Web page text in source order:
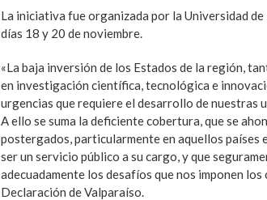
La iniciativa fue organizada por la Universidad
días 18 y 20 de noviembre.
«La baja inversión de los Estados de la región,
en investigación científica, tecnológica e
urgencias que requiere el desarrollo de nuestras
A ello se suma la deficiente cobertura, que se
postergados, particularmente en aquellos países
ser un servicio público a su cargo, y que
adecuadamente los desafíos que nos imponen
Declaración de Valparaíso.